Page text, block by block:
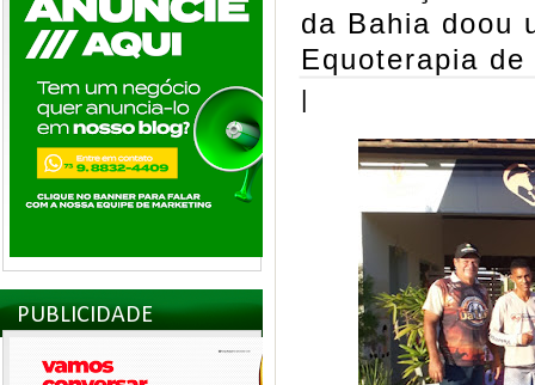
PUBLICIDADE
da Bahia doou
Equoterapia de
|